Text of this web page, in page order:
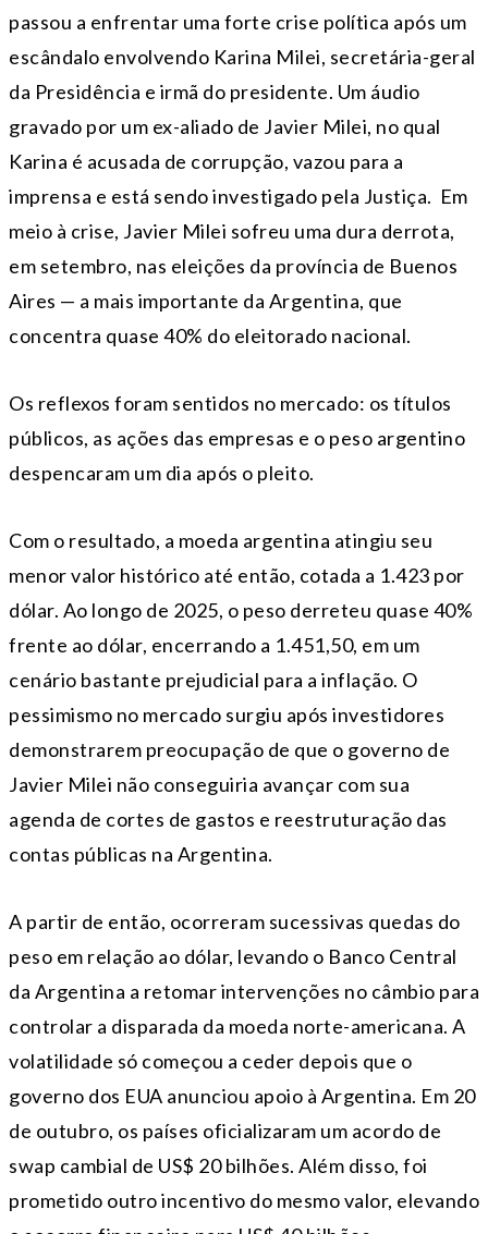
passou a enfrentar uma forte crise política após um
escândalo envolvendo Karina Milei, secretária-geral
da Presidência e irmã do presidente. Um áudio
gravado por um ex-aliado de Javier Milei, no qual
Karina é acusada de corrupção, vazou para a
imprensa e está sendo investigado pela Justiça. Em
meio à crise, Javier Milei sofreu uma dura derrota,
em setembro, nas eleições da província de Buenos
Aires — a mais importante da Argentina, que
concentra quase 40% do eleitorado nacional.
Os reflexos foram sentidos no mercado: os títulos
públicos, as ações das empresas e o peso argentino
despencaram um dia após o pleito.
Com o resultado, a moeda argentina atingiu seu
menor valor histórico até então, cotada a 1.423 por
dólar. Ao longo de 2025, o peso derreteu quase 40%
frente ao dólar, encerrando a 1.451,50, em um
cenário bastante prejudicial para a inflação. O
pessimismo no mercado surgiu após investidores
demonstrarem preocupação de que o governo de
Javier Milei não conseguiria avançar com sua
agenda de cortes de gastos e reestruturação das
contas públicas na Argentina.
A partir de então, ocorreram sucessivas quedas do
peso em relação ao dólar, levando o Banco Central
da Argentina a retomar intervenções no câmbio para
controlar a disparada da moeda norte-americana. A
volatilidade só começou a ceder depois que o
governo dos EUA anunciou apoio à Argentina. Em 20
de outubro, os países oficializaram um acordo de
swap cambial de US$ 20 bilhões. Além disso, foi
prometido outro incentivo do mesmo valor, elevando